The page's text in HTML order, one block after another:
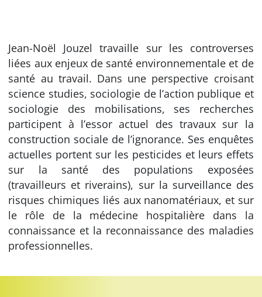
Jean-Noël Jouzel travaille sur les controverses
liées aux enjeux de santé environnementale et de
santé au travail. Dans une perspective croisant
science studies, sociologie de l’action publique et
sociologie des mobilisations, ses recherches
participent à l’essor actuel des travaux sur la
construction sociale de l’ignorance. Ses enquêtes
actuelles portent sur les pesticides et leurs effets
sur la santé des populations exposées
(travailleurs et riverains), sur la surveillance des
risques chimiques liés aux nanomatériaux, et sur
le rôle de la médecine hospitalière dans la
connaissance et la reconnaissance des maladies
professionnelles.